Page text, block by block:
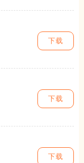
下载
下载
下载